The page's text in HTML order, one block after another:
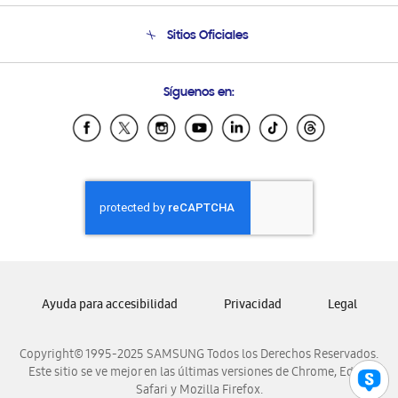
Condiciones de Compra
Soporte vía eMail
Sitios Oficiales
Samsung Ecuador
Samsung El Salvador
Samsung Honduras
Samsung Nicaragua
Samsung Panamá
Samsung Venezuela
Síguenos en:
Copyright© 1995-2025 SAMSUNG Todos los Derechos Reservados.
Este sitio se ve mejor en las últimas versiones de Chrome, Edge,
Safari y Mozilla Firefox.
Ayuda para accesibilidad Privacidad Legal